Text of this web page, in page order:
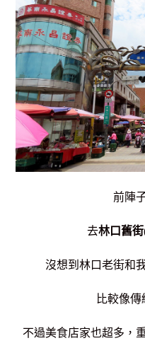
前陣
去林口舊街
沒想到林口老街和
比較像傳
不過美食店家也超多，